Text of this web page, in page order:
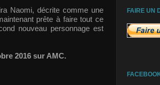
Naomi, décrite comme une
prête à faire tout ce
nouveau personnage est
2016 sur AMC.
FAIRE UN